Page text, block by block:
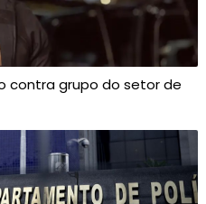
contra grupo do setor de